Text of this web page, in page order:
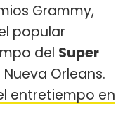
Grammy,
popular
del Super
Orleans.
entretiempo en